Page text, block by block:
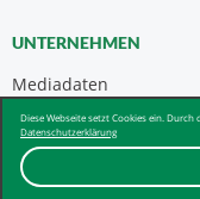
Diese Webseite setzt Cookies ein. Durch
Datenschutzerklärung
UNTERNEHMEN
Mediadaten
Kontakt
Über uns & AGB